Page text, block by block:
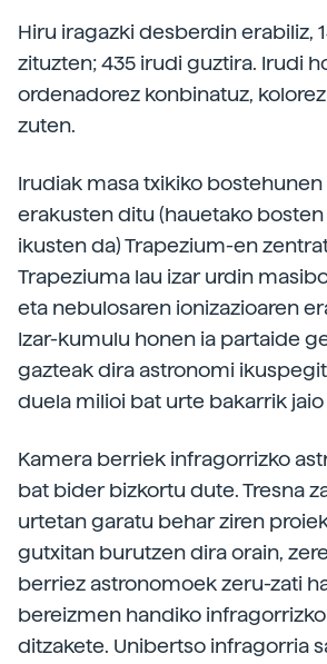
Hiru iragazki desberdin erabiliz,
zituzten; 435 irudi guztira. Irudi
ordenadorez konbinatuz,
zuten.
Irudiak masa txikiko bostehunen
erakusten ditu (hauetako
ikusten da) Trapezium-en
Trapeziuma lau izar urdin
eta nebulosaren ionizazioaren
Izar-kumulu honen ia partaide
gazteak dira astronomi
duela milioi bat urte bakarrik jaio
Kamera berriek infragorrizko
bat bider bizkortu dute. Tresna
urtetan garatu behar ziren
gutxitan burutzen dira orain,
berriez astronomoek zeru-zati
bereizmen handiko
ditzakete. Unibertso infragorria